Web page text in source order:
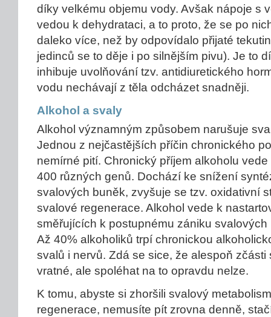
díky velkému objemu vody. Avšak nápoje s
vedou k dehydrataci, a to proto, že se po
daleko více, než by odpovídalo přijaté
jedinců se to děje i po silnějším pivu). Je to
inhibuje uvolňování tzv. antidiuretického
vodu nechávají z těla odcházet snadněji.
Alkohol a svaly
Alkohol významným způsobem narušuje
Jednou z nejčastějších příčin chronického
nemírné pití. Chronický příjem alkoholu
400 různých genů. Dochází ke snížení
svalových buněk, zvyšuje se tzv. oxidativní
svalové regenerace. Alkohol vede k
směřujících k postupnému zániku
Až 40% alkoholiků trpí chronickou
svalů i nervů. Zdá se sice, že alespoň zčásti
vratné, ale spoléhat na to opravdu nelze.
K tomu, abyste si zhoršili svalový
regenerace, nemusíte pít zrovna denně,